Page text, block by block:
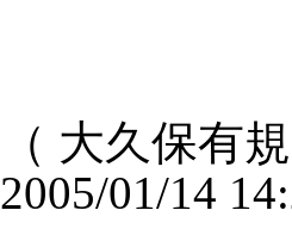
（ 大久保有
2005/01/14